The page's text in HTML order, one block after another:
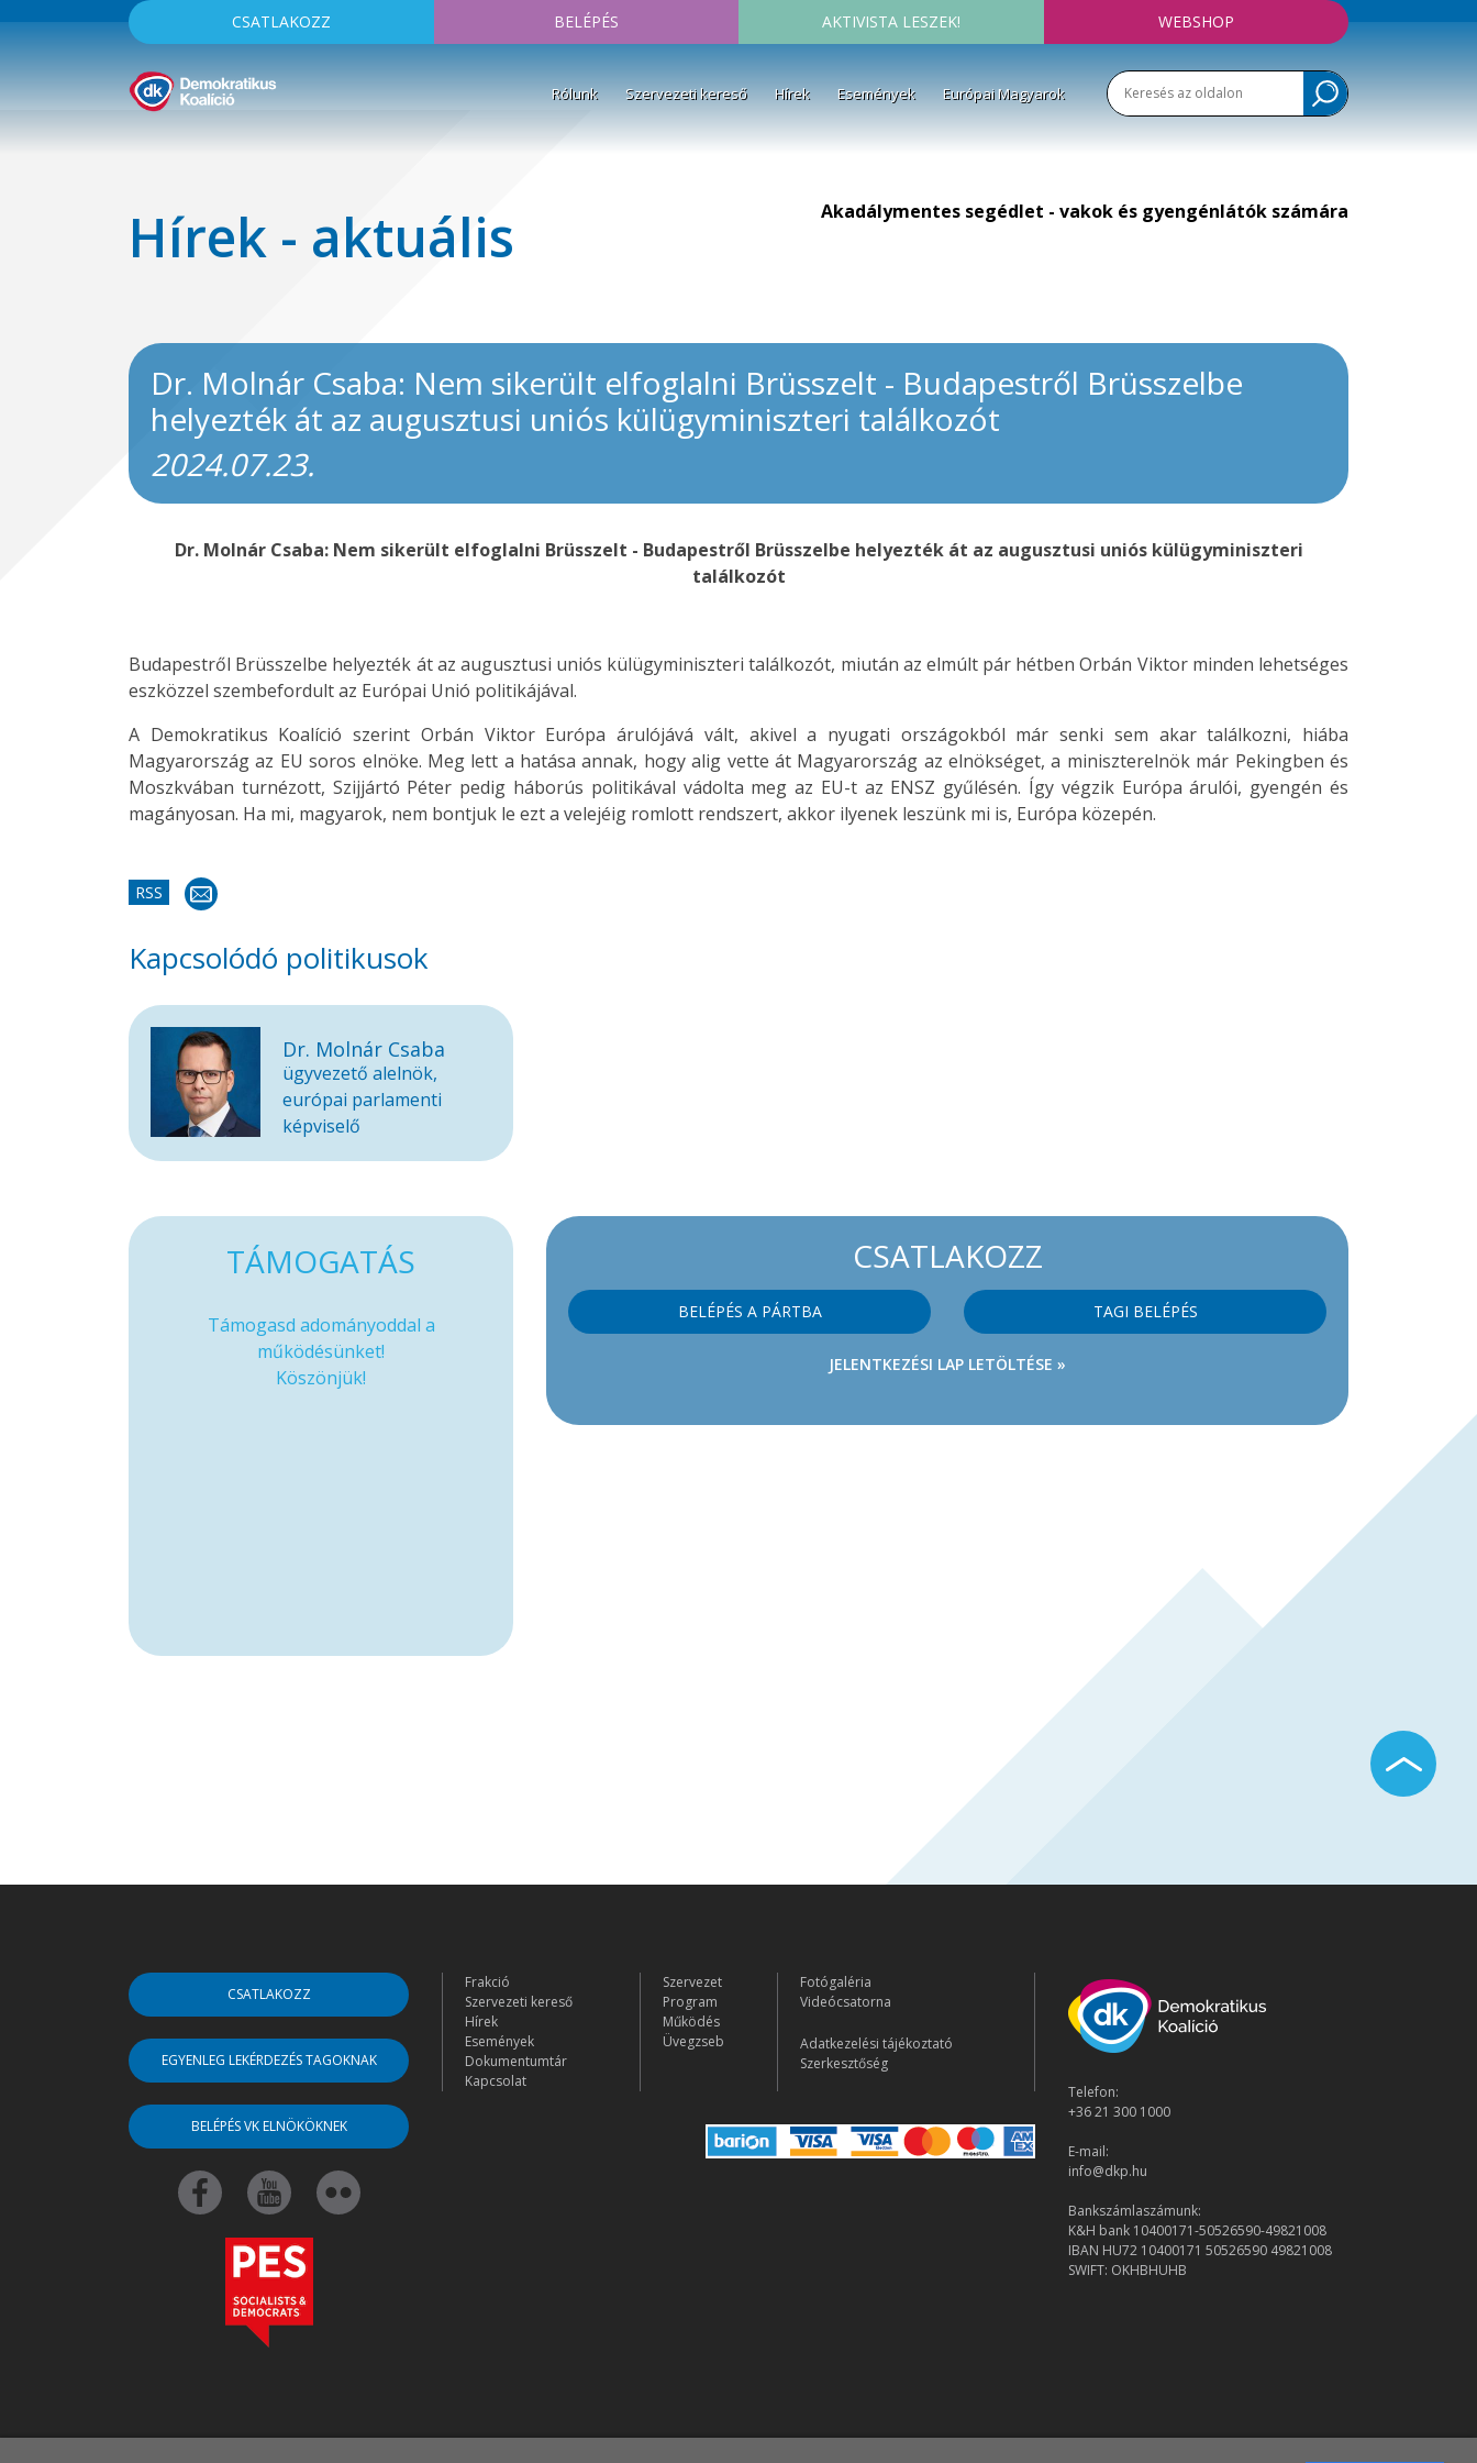
CSATLAKOZZ BELÉPÉS AKTIVISTA LESZEK! WEBSHOP
Rólunk Szervezeti kereső Hírek Események Európai Magyarok
Hírek - aktuális Akadálymentes segédlet - vakok és gyengénlátók számára
Dr. Molnár Csaba: Nem sikerült elfoglalni Brüsszelt - Budapestről Brüsszelbe
helyezték át az augusztusi uniós külügyminiszteri találkozót
2024.07.23.
Dr. Molnár Csaba: Nem sikerült elfoglalni Brüsszelt - Budapestről Brüsszelbe helyezték át az augusztusi uniós külügyminiszteri
találkozót
Budapestről Brüsszelbe helyezték át az augusztusi uniós külügyminiszteri találkozót, miután az elmúlt pár hétben Orbán Viktor minden lehetséges
eszközzel szembefordult az Európai Unió politikájával.
A Demokratikus Koalíció szerint Orbán Viktor Európa árulójává vált, akivel a nyugati országokból már senki sem akar találkozni, hiába
Magyarország az EU soros elnöke. Meg lett a hatása annak, hogy alig vette át Magyarország az elnökséget, a miniszterelnök már Pekingben és
Moszkvában turnézott, Szijjártó Péter pedig háborús politikával vádolta meg az EU-t az ENSZ gyűlésén. Így végzik Európa árulói, gyengén és
magányosan. Ha mi, magyarok, nem bontjuk le ezt a velejéig romlott rendszert, akkor ilyenek leszünk mi is, Európa közepén.
RSS
Kapcsolódó politikusok
Dr. Molnár Csaba
ügyvezető alelnök,
európai parlamenti
képviselő
CSATLAKOZZ
BELÉPÉS A PÁRTBA TAGI BELÉPÉS
JELENTKEZÉSI LAP LETÖLTÉSE »
TÁMOGATÁS
Támogasd adományoddal a
működésünket!
Köszönjük!
CSATLAKOZZ
EGYENLEG LEKÉRDEZÉS TAGOKNAK
BELÉPÉS VK ELNÖKÖKNEK
Frakció
Szervezeti kereső
Hírek
Események
Dokumentumtár
Kapcsolat
Szervezet
Program
Működés
Üvegzseb
Fotógaléria
Videócsatorna
Adatkezelési tájékoztató
Szerkesztőség
Telefon:
+36 21 300 1000
E-mail:
info@dkp.hu
Bankszámlaszámunk:
K&H bank 10400171-50526590-49821008
IBAN HU72 10400171 50526590 49821008
SWIFT: OKHBHUHB